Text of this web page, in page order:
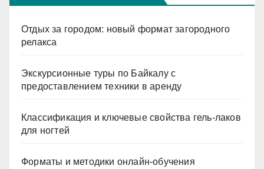
Отдых за городом: новый формат загородного
релакса
Экскурсионные туры по Байкалу с
предоставлением техники в аренду
Классификация и ключевые свойства гель-лаков
для ногтей
Форматы и методики онлайн-обучения